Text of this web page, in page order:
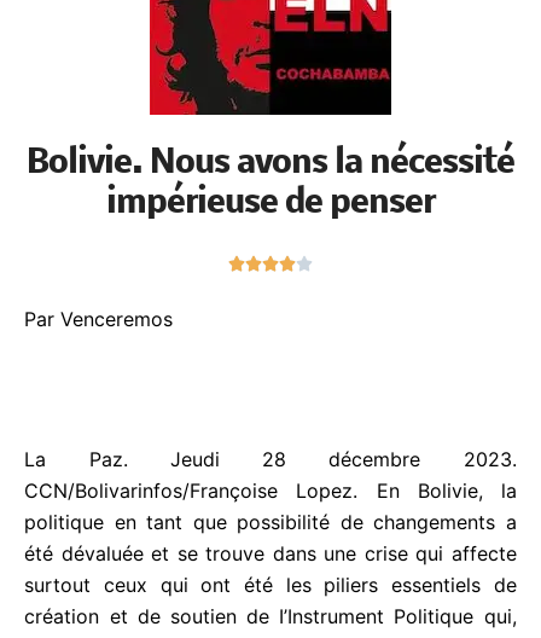
Bolivie. Nous avons la
nécessité impérieuse de
r
5
La Paz. Jeudi 28 décembre 2023.
CCN/Bolivarinfos/Françoise Lopez. En Bolivie, la
politique en tant que possibilité de changements a
été dévaluée et se trouve dans une crise qui
affecte surtout ceux qui ont été les piliers